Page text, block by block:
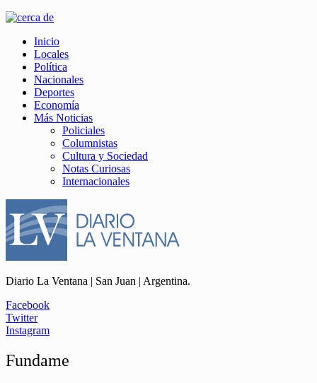
Inicio
Locales
Política
Nacionales
Deportes
Economía
Más Noticias
Policiales
Columnistas
Cultura y Sociedad
Notas Curiosas
Internacionales
Diario La Ventana | San Juan | Argentina.
Facebook
Twitter
Instagram
Fundame